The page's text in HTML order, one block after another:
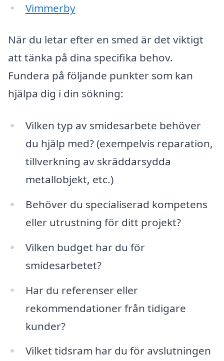
Vimmerby
När du letar efter en smed är det viktigt
att tänka på dina specifika behov.
Fundera på följande punkter som kan
hjälpa dig i din sökning:
Vilken typ av smidesarbete behöver
du hjälp med? (exempelvis reparation,
tillverkning av skräddarsydda
metallobjekt, etc.)
Behöver du specialiserad kompetens
eller utrustning för ditt projekt?
Vilken budget har du för
smidesarbetet?
Har du referenser eller
rekommendationer från tidigare
kunder?
Vilket tidsram har du för avslutningen